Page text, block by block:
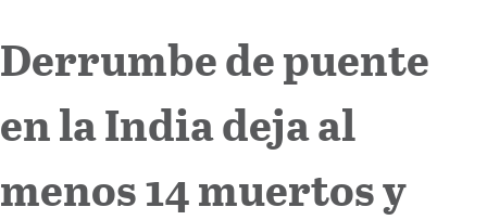
Cultura
Derrumbe de puente
en la India deja al
menos 14 muertos y